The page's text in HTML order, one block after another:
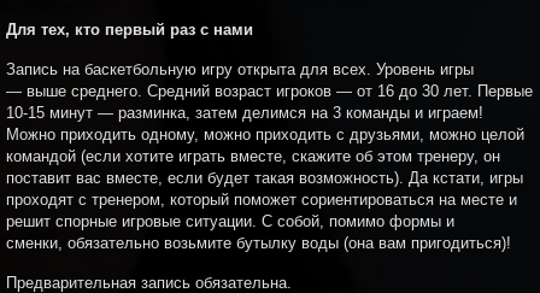
Для тех, кто первый раз с нами
Запись на баскетбольную игру открыта для всех. Уровень игры
— выше среднего. Средний возраст игроков — от 16 до 30 лет. Первые
10-15 минут — разминка, затем делимся на 3 команды и играем!
Можно приходить одному, можно приходить с друзьями, можно целой
командой (если хотите играть вместе, скажите об этом тренеру, он
поставит вас вместе, если будет такая возможность). Да кстати, игры
проходят с тренером, который поможет сориентироваться на месте и
решит спорные игровые ситуации. С собой, помимо формы и
сменки, обязательно возьмите бутылку воды (она вам пригодиться)!
Предварительная запись обязательна.